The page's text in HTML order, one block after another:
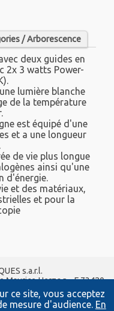
ce site, vous acceptez
mesure d'audience. En
/ Arborescence
deux guides en
2x 3 watts Power-
lumière blanche
de la température
est équipé d'une
et a une longueur
de vie plus longue
ainsi qu'une
d'énergie.
et des matériaux,
et pour la
s.a.r.l.
Maurice Herzog - F 73420
04 56 42 80 71